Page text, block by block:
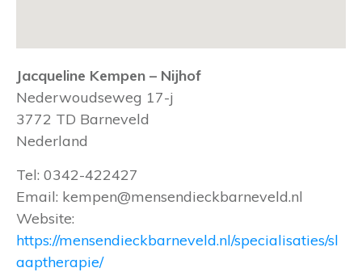
Jacqueline Kempen – Nijhof
Nederwoudseweg 17-j
3772 TD Barneveld
Nederland
Tel: 0342-422427
Email: kempen@mensendieckbarneveld.nl
Website:
https://mensendieckbarneveld.nl/specialisaties/sl
aaptherapie/